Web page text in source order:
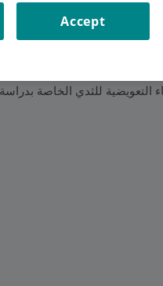
متعلقة بتكبير حجم الثدي
الأعضاء التعويضية للثدي
Accept